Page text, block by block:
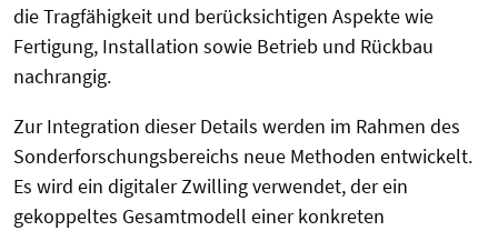
die Tragfähigkeit und berücksichtigen Aspekte wie
Fertigung, Installation sowie Betrieb und Rückbau
nachrangig.
Zur Integration dieser Details werden im Rahmen des
Sonderforschungsbereichs neue Methoden entwickelt.
Es wird ein digitaler Zwilling verwendet, der ein
gekoppeltes Gesamtmodell einer konkreten